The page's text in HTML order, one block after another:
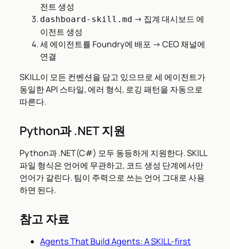
전트 생성
dashboard-skill.md → 집계 대시보드 에
이전트 생성
세 에이전트를 Foundry에 배포 → CEO 채널에
연결
SKILL이 모든 컨벤션을 담고 있으므로 세 에이전트가
동일한 API 스타일, 에러 형식, 로깅 패턴을 자동으로
따른다.
Python과 .NET 지원
Python과 .NET(C#) 모두 동등하게 지원한다. SKILL
파일 형식은 언어에 무관하고, 코드 생성 단계에서만
언어가 갈린다. 팀이 주력으로 쓰는 언어 그대로 사용
하면 된다.
참고 자료
Agents That Build Agents: A SKILL-first